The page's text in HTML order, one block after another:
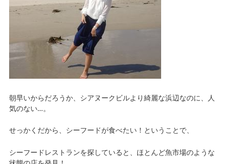
朝早いからだろうか、シアヌークビルより綺麗な浜辺なのに、人
気のない…。
せっかくだから、シーフードが食べたい！ということで、
シーフードレストランを探していると、ほとんど魚市場のような